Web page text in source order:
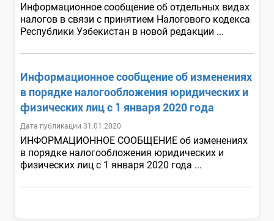
Информационное сообщение об отдельных видах
налогов в связи с принятием Налогового кодекса
Республики Узбекистан в новой редакции ...
Информационное сообщение об изменениях
в порядке налогообложения юридических и
физических лиц с 1 января 2020 года
Дата публикации 31.01.2020
ИНФОРМАЦИОННОЕ СООБЩЕНИЕ об изменениях
в порядке налогообложения юридических и
физических лиц с 1 января 2020 года ...